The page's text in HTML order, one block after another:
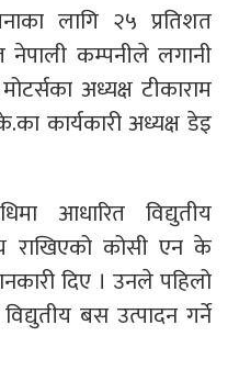
लागि २५ प्रतिशत
नेपाली कम्पनीले लगानी
अध्यक्ष टीकाराम
कार्यकारी अध्यक्ष डेइ
आधारित विद्युतीय
राखिएको कोसी एन के
दिए । उनले पहिलो
बस उत्पादन गर्ने